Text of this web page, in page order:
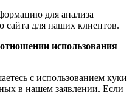
для анализа
сайта для наших клиентов.
использования
с использованием куки
в нашем заявлении. Если